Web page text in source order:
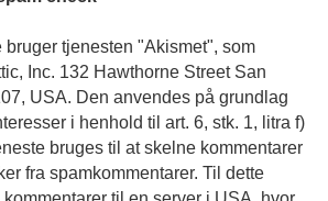
bruger tjenesten "Akismet", som
Inc. 132 Hawthorne Street San
USA. Den anvendes på grundlag
i henhold til art. 6, stk. 1, litra f)
bruges til at skelne kommentarer
fra spamkommentarer. Til dette